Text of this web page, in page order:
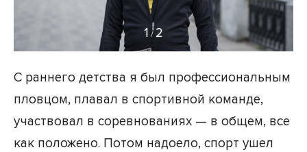
1 / 2
С раннего детства я был профессиональным
пловцом, плавал в спортивной команде,
участвовал в соревнованиях — в общем, все
как положено. Потом надоело, спорт ушел